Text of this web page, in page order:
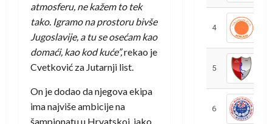
atmosferu, ne kažem to tek
tako. Igramo na prostoru bivše
Jugoslavije, a tu se osećam kao
domaći, kao kod kuće”,rekao je
Cvetković za Jutarnji list.
On je dodao da njegova ekipa
ima najviše ambicije na
šampionatu u Hrvatskoj, iako
4
5
6